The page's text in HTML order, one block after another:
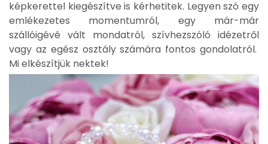
képkerettel kiegészítve is kérhetitek. Legyen szó egy
emlékezetes momentumról, egy már-már
szállóigévé vált mondatról, szívhezszóló idézetről
vagy az egész osztály számára fontos gondolatról.
Mi elkészítjük nektek!